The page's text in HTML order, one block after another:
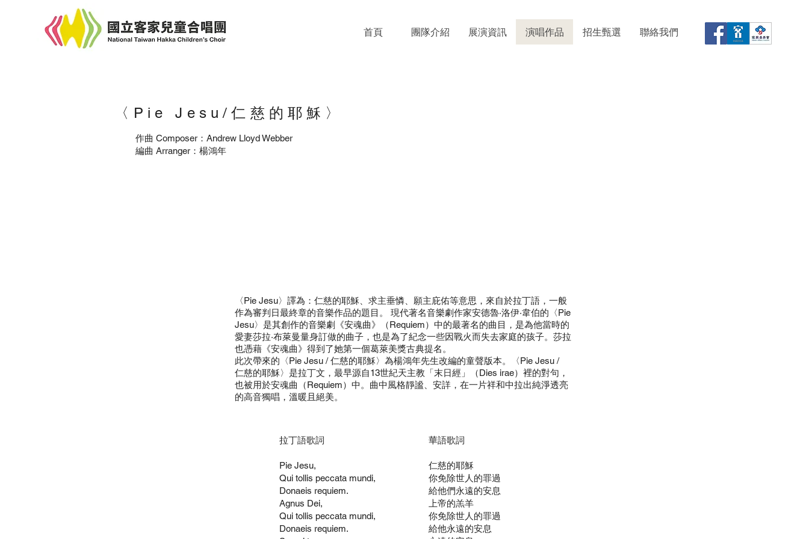
首頁 團隊介紹 展演資訊 演唱作品 招生甄選 聯絡我們
作曲 Composer：Andrew Lloyd Webber
編曲 Arranger：楊鴻年
​〈Pie Jesu/仁慈的耶穌〉
〈Pie Jesu〉譯為：仁慈的耶穌、求主垂憐、願主庇佑等意思，來自於拉丁語，一般
作為審判日最終章的音樂作品的題目。 現代著名音樂劇作家安德魯·洛伊·韋伯的〈Pie
Jesu〉是其創作的音樂劇《安魂曲》（Requiem）中的最著名的曲目，是為他當時的
愛妻莎拉·布萊曼量身訂做的曲子，也是為了紀念一些因戰火而失去家庭的孩子。莎拉
也憑藉《安魂曲》得到了她第一個葛萊美獎古典提名。
此次帶來的〈Pie Jesu / 仁慈的耶穌〉為楊鴻年先生改編的童聲版本。〈Pie Jesu /
仁慈的耶穌〉是拉丁文，最早源自13世紀天主教「末日經」（Dies irae）裡的對句，
也被用於安魂曲（Requiem）中。曲中風格靜謐、安詳，在一片祥和中拉出純淨透亮
的高音獨唱，溫暖且絕美。
拉丁語歌詞
Pie Jesu,
Qui tollis peccata mundi,
Donaeis requiem.
Agnus Dei,
Qui tollis peccata mundi,
Donaeis requiem.
華語歌詞
仁慈的耶穌
你免除世人的罪過
給他們永遠的安息
上帝的羔羊
你免除世人的罪過
給他永遠的安息